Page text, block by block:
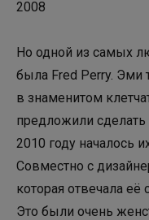
Но одной из самых
была Fred Perry. Эми
в знаменитом
предложили
2010 году началось
Совместно с
которая отвечала
Это были очень